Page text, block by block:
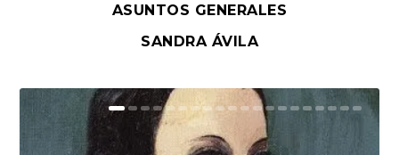
ASUNTOS GENERALES
SANDRA ÁVILA